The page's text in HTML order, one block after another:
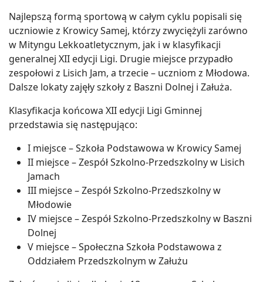
Najlepszą formą sportową w całym cyklu popisali się
uczniowie z Krowicy Samej, którzy zwyciężyli zarówno
w Mityngu Lekkoatletycznym, jak i w klasyfikacji
generalnej XII edycji Ligi. Drugie miejsce przypadło
zespołowi z Lisich Jam, a trzecie – uczniom z Młodowa.
Dalsze lokaty zajęły szkoły z Baszni Dolnej i Załuża.
Klasyfikacja końcowa XII edycji Ligi Gminnej
przedstawia się następująco:
I miejsce – Szkoła Podstawowa w Krowicy Samej
II miejsce – Zespół Szkolno-Przedszkolny w Lisich
Jamach
III miejsce – Zespół Szkolno-Przedszkolny w
Młodowie
IV miejsce – Zespół Szkolno-Przedszkolny w Baszni
Dolnej
V miejsce – Społeczna Szkoła Podstawowa z
Oddziałem Przedszkolnym w Załużu